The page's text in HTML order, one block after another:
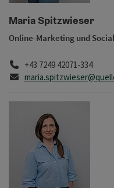
Maria Spitzwieser
Online-Marketing und
Telefon
+43 7249 42071-334
E-Mail